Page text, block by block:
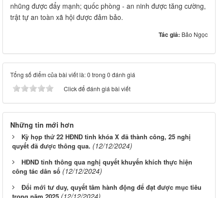
nhũng được đẩy mạnh; quốc phòng - an ninh được tăng cường,
trật tự an toàn xã hội được đảm bảo.
Tác giả: Bảo Ngọc
Tổng số điểm của bài viết là: 0 trong 0 đánh giá
Click để đánh giá bài viết
Những tin mới hơn
Kỳ họp thứ 22 HĐND tỉnh khóa X đã thành công, 25 nghị
quyết đã được thông qua. (12/12/2024)
HĐND tỉnh thông qua nghị quyết khuyến khích thực hiện
công tác dân số (12/12/2024)
Đổi mới tư duy, quyết tâm hành động để đạt được mục tiêu
trong năm 2025 (12/12/2024)